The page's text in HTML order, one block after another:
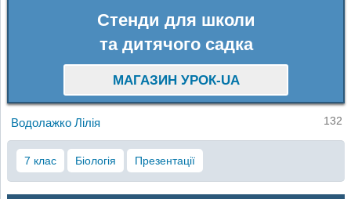
Стенди для школи
та дитячого садка
МАГАЗИН УРОК-UA
Водолажко Лілія 132
7 клас Біологія Презентації